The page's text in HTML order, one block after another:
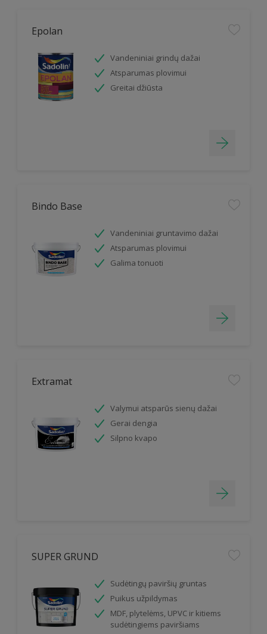
Epolan
Vandeniniai grindų dažai
Atsparumas plovimui
Greitai džiūsta
Bindo Base
Vandeniniai gruntavimo dažai
Atsparumas plovimui
Galima tonuoti
Extramat
Valymui atsparūs sienų dažai
Gerai dengia
Silpno kvapo
SUPER GRUND
Sudėtingų paviršių gruntas
Puikus užpildymas
MDF, plytelėms, UPVC ir kitiems
sudėtingiems paviršiams